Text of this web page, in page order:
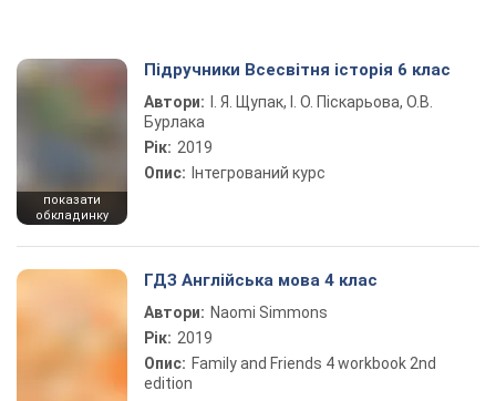
показати
обкладинку
Підручники Всесвітня історія 6 клас
Автори:
І. Я. Щупак, І. О. Піскарьова, О.В.
Бурлака
Рік: 2019
Опис: Інтегрований курс
ГДЗ Англійська мова 4 клас
Автори: Naomi Simmons
Рік: 2019
Опис: Family and Friends 4 workbook 2nd
edition